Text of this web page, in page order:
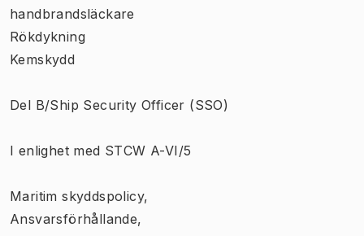
handbrandsläckare
Rökdykning
Kemskydd
Del B/Ship Security Officer (SSO)
I enlighet med STCW A-VI/5
Maritim skyddspolicy,
Ansvarsförhållande,